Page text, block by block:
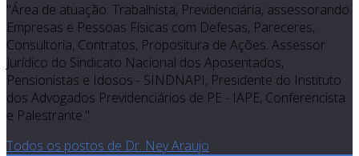
"Área de atuação: Trabalhista, Previdenciária, assessorando
Empresas e Pessoas Físicas com Defesas, Pareceres,
Consultoria, Contratos, Propositura de Ações. Assessor
Jurídico do Sindicato Nacional dos Aposentados,
Pensionistas e Idosos - SINDNAPI, Presidente do Instituto
dos Advogados Previdenciários de PE - IAPE, Conferencista
e Palestrante."
Todos os postos de Dr. Ney Araujo